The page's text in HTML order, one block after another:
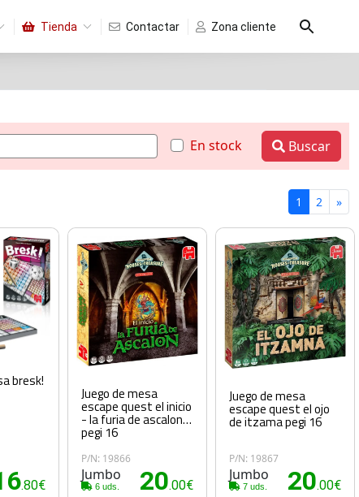
Tienda Contactar Zona cliente
En stock Buscar
1 2 »
bresk!
.80€
Juego de mesa
escape quest el inicio
- la furia de ascalon
pegi 16
P/N: 19866
Jumbo
6 uds. 20.00€
Juego de mesa
escape quest el ojo
de itzama pegi 16
P/N: 19867
Jumbo
7 uds. 20.00€